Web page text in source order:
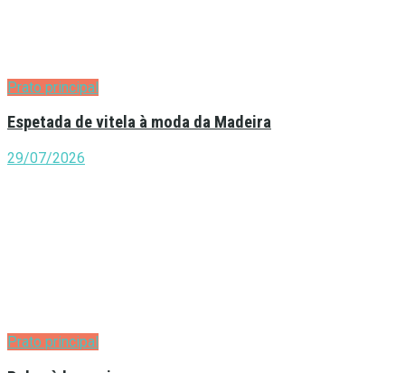
Prato principal
Espetada de vitela à moda da Madeira
29/07/2026
Prato principal